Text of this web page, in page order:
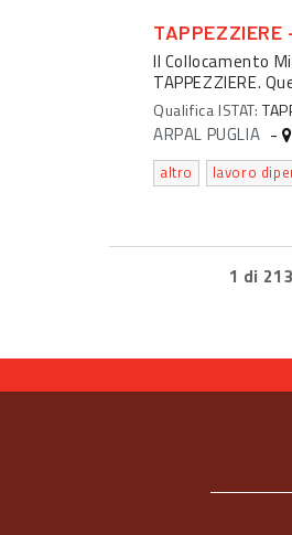
TAPPEZZIERE
Il Collocamento
TAPPEZZIERE.
Qualifica ISTAT:
ARPAL PUGLIA -
altro lavoro
1 di 213